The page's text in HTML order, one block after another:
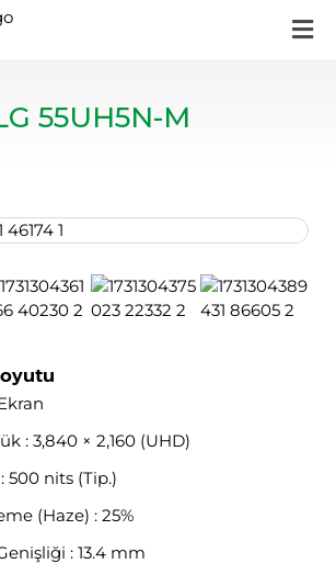
55UH5N-M
: 3,840 × 2,160 (UHD)
500 nits (Tip.)
(Haze) : 25%
: 13.4 mm